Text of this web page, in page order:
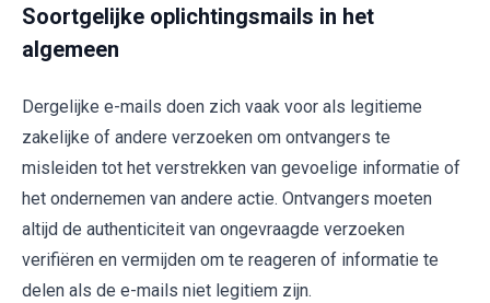
Soortgelijke oplichtingsmails in het
algemeen
Dergelijke e-mails doen zich vaak voor als legitieme
zakelijke of andere verzoeken om ontvangers te
misleiden tot het verstrekken van gevoelige informatie of
het ondernemen van andere actie. Ontvangers moeten
altijd de authenticiteit van ongevraagde verzoeken
verifiëren en vermijden om te reageren of informatie te
delen als de e-mails niet legitiem zijn.